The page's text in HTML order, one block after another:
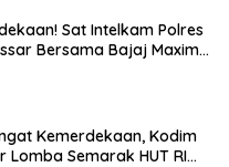
Sat Intelkam Polres
Bersama Bajaj Maxim
Kemerdekaan, Kodim
Lomba Semarak HUT RI